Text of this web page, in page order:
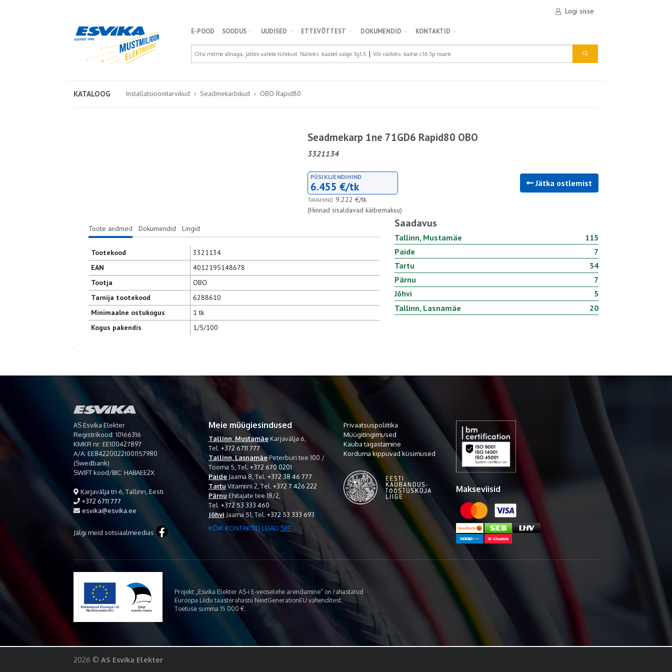
Logi sisse
E-POOD SOODUS UUDISED ETTEVÕTTEST DOKUMENDID KONTAKTID
KATALOOG Installatsioonitarvikud Seadmekarbikud OBO Rapid80
Seadmekarp 1ne 71GD6 Rapid80 OBO
3321134
PÜSIKLIENDIHIND
6.455 €/tk
TAVAHIND 9.222 €/tk
(Hinnad sisaldavad käibemaksu)
Jätka ostlemist
Toote andmed Dokumendid Lingid
Tootekood
3321134
EAN
4012195148678
Tootja
OBO
Tarnija tootekood
6288610
Minimaalne ostukogus
1 tk
Kogus pakendis
1/5/100
Saadavus
Tallinn, Mustamäe
115
Paide
7
Tartu
34
Pärnu
7
Jõhvi
5
Tallinn, Lasnamäe
20
AS Esvika Elekter
Registrikood: 10166316
KMKR nr: EE100427897
A/A: EE842200221001157980
(Swedbank)
SWIFT kood/BIC: HABAEE2X
Karjavälja tn 6, Tallinn, Eesti
+372 6711 777
esvika@esvika.ee
Jälgi meid sotsiaalmeedias
Meie müügiesindused
Tallinn, MustamäeKarjavälja 6,
Tel. +372 6711 777
Tallinn, LasnamäePeterburi tee 100 /
Tooma 5, Tel. +372 670 0201
Paide Jaama 8, Tel. +372 38 46 777
Tartu Vitamiini 2,Tel. +372 7 426 222
Pärnu Ehitajate tee 18/2,
Tel. +372 53 333 460
Jõhvi Jaama 51, Tel. +372 53 333 693
KÕIK KONTAKTID LEIAD SIIT
Privaatsuspoliitika
Müügitingimused
Kauba tagastamine
Korduma kippuvad küsimused
Makseviisid
Projekt „Esvika Elekter AS-i E-veoselehe arendamine“ on rahastatud
Euroopa Liidu taasterahastu NextGenerationEU vahenditest.
Toetuse summa 15 000 €.
2026 © AS Esvika Elekter